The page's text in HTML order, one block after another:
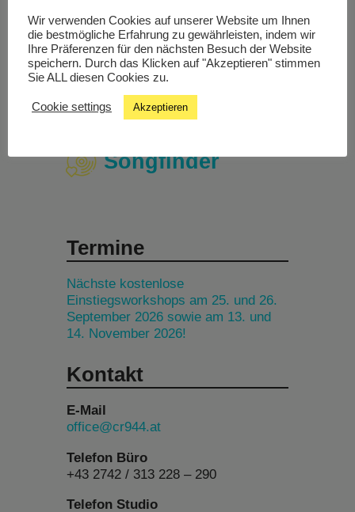
Livestream
Studiochat
Songfinder
Termine
Nächste kostenlose
Einstiegsworkshops am 25. und 26.
September 2026 sowie am 13. und
14. November 2026!
Kontakt
E-Mail
office@cr944.at
Telefon Büro
+43 2742 / 313 228 – 290
Telefon Studio
Wir verwenden Cookies auf unserer Website um Ihnen
die bestmögliche Erfahrung zu gewährleisten, indem wir
Ihre Präferenzen für den nächsten Besuch der Website
speichern. Durch das Klicken auf "Akzeptieren" stimmen
Sie ALL diesen Cookies zu.
Cookie settings Akzeptieren